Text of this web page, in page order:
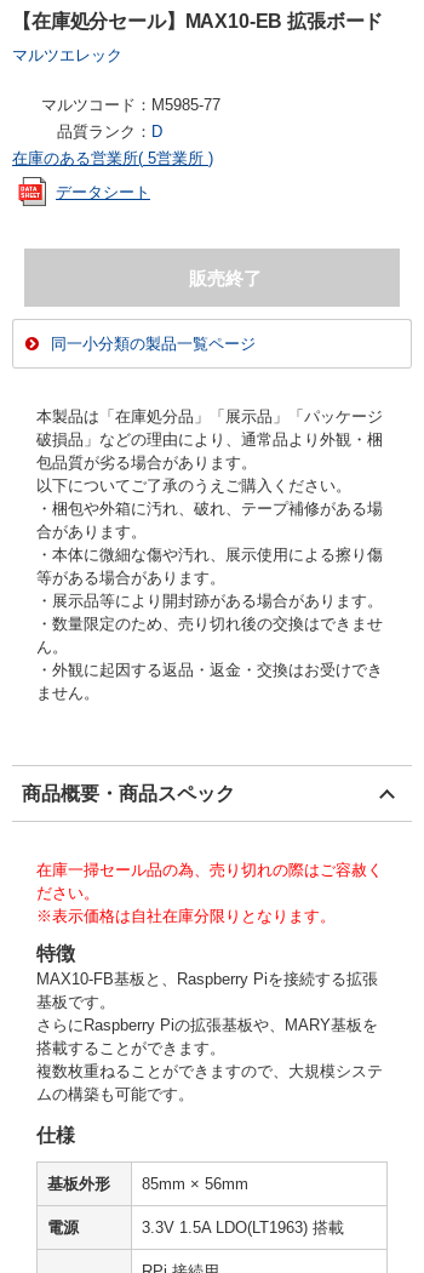
【在庫処分セール】MAX10-EB 拡張ボード
マルツエレック
マルツコード： M5985-77
品質ランク： D
在庫のある営業所( 5営業所 )
データシート
同一小分類の製品一覧ページ
本製品は「在庫処分品」「展示品」「パッケージ
破損品」などの理由により、通常品より外観・梱
包品質が劣る場合があります。
以下についてご了承のうえご購入ください。
・梱包や外箱に汚れ、破れ、テープ補修がある場
合があります。
・本体に微細な傷や汚れ、展示使用による擦り傷
等がある場合があります。
・展示品等により開封跡がある場合があります。
・数量限定のため、売り切れ後の交換はできませ
ん。
・外観に起因する返品・返金・交換はお受けでき
ません。
商品概要・商品スペック
在庫一掃セール品の為、売り切れの際はご容赦く
ださい。
※表示価格は自社在庫分限りとなります。
特徴
MAX10-FB基板と、Raspberry Piを接続する拡張
基板です。
さらにRaspberry Piの拡張基板や、MARY基板を
搭載することができます。
複数枚重ねることができますので、大規模システ
ムの構築も可能です。
仕様
基板外形 85mm × 56mm
電源 3.3V 1.5A LDO(LT1963) 搭載